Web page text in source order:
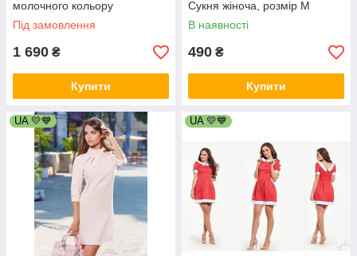
молочного кольору
Під замовлення
1 690 ₴
Купити
Сукня жіноча, розмір М
В наявності
490 ₴
Купити
UA 💛💙 UA 💛💙